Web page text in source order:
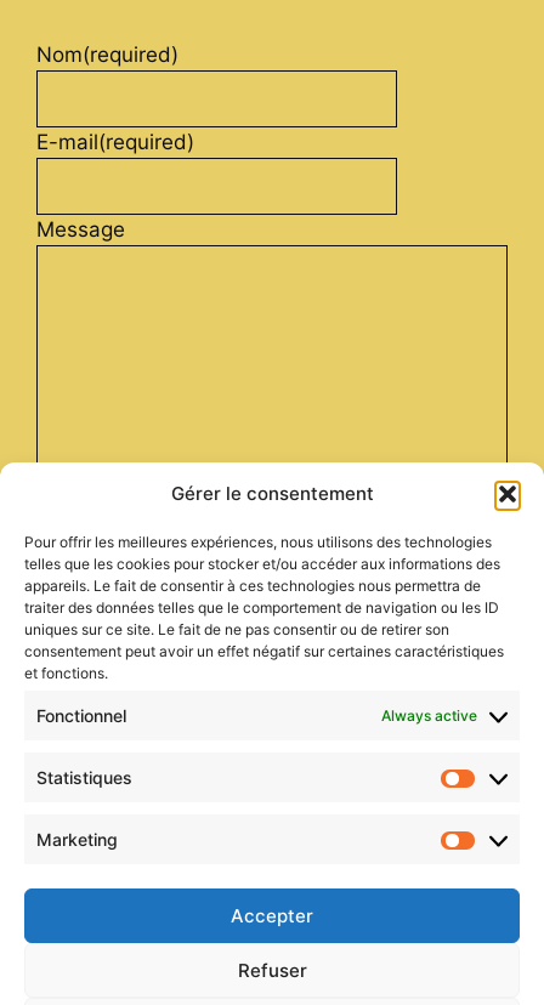
Gérer le consentement
Pour offrir les meilleures expériences, nous utilisons des technologies
telles que les cookies pour stocker et/ou accéder aux informations des
appareils. Le fait de consentir à ces technologies nous permettra de
traiter des données telles que le comportement de navigation ou les ID
uniques sur ce site. Le fait de ne pas consentir ou de retirer son
consentement peut avoir un effet négatif sur certaines caractéristiques
et fonctions.
Fonctionnel Always active
Statistiques
Marketing
Accepter
Refuser
Nom(required)
E-mail(required)
Message